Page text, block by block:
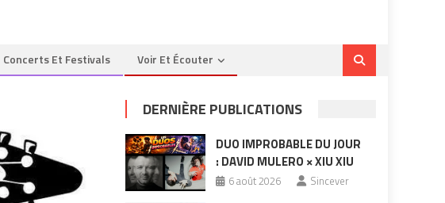
Concerts Et Festivals Voir Et Écouter
DERNIÈRE PUBLICATIONS
DUO IMPROBABLE DU JOUR
: DAVID MULERO × XIU XIU
6 août 2026 Sincever